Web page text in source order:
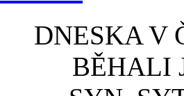
DNESKA V
BĚHALI